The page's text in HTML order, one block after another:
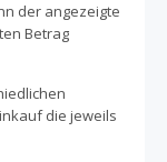
der angezeigte
Betrag
die jeweils